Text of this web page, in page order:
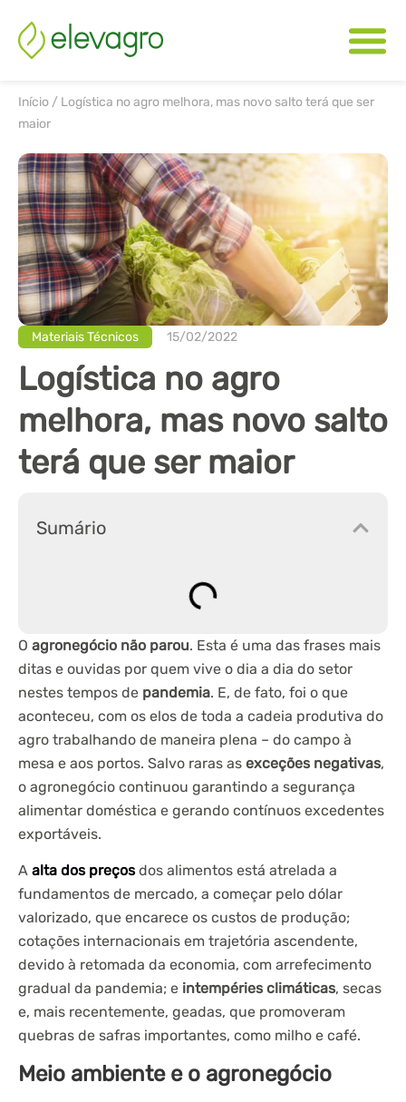
Início / Logística no agro melhora, mas novo salto terá que ser
maior
Materiais Técnicos 15/02/2022
Logística no agro
melhora, mas novo salto
terá que ser maior
Sumário
O agronegócio não parou. Esta é uma das frases mais
ditas e ouvidas por quem vive o dia a dia do setor
nestes tempos de pandemia. E, de fato, foi o que
aconteceu, com os elos de toda a cadeia produtiva do
agro trabalhando de maneira plena – do campo à
mesa e aos portos. Salvo raras as exceções negativas,
o agronegócio continuou garantindo a segurança
alimentar doméstica e gerando contínuos excedentes
exportáveis.
A alta dos preçosdos alimentos está atrelada a
fundamentos de mercado, a começar pelo dólar
valorizado, que encarece os custos de produção;
cotações internacionais em trajetória ascendente,
devido à retomada da economia, com arrefecimento
gradual da pandemia; e intempéries climáticas, secas
e, mais recentemente, geadas, que promoveram
quebras de safras importantes, como milho e café.
Meio ambiente e o agronegócio